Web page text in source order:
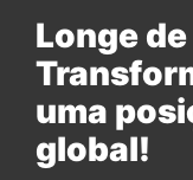
Longe
uma
global!